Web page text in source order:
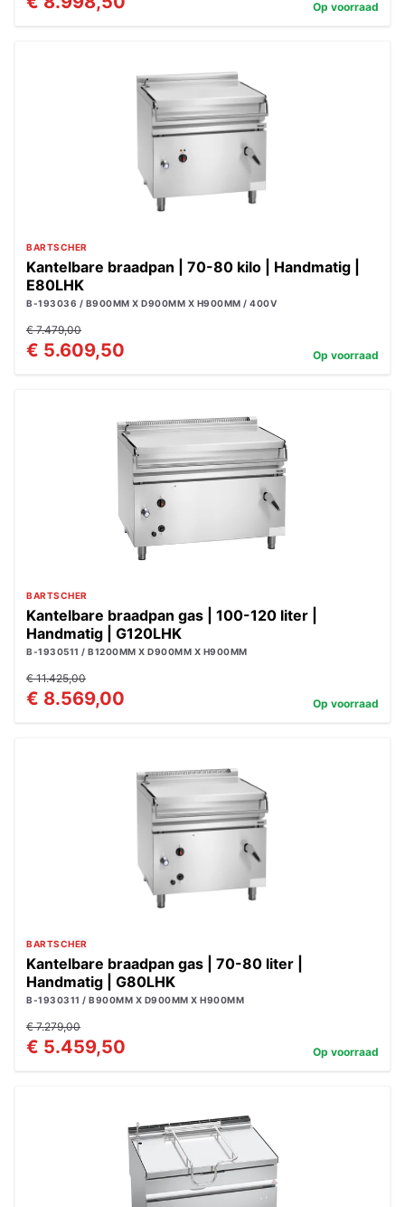
Op voorraad
BARTSCHER
Kantelbare braadpan | 70-80 kilo | Handmatig |
E80LHK
B-193036 / B900MM X D900MM X H900MM / 400V
€ 7.479,00
€ 5.609,50 Op voorraad
BARTSCHER
Kantelbare braadpan gas | 100-120 liter |
Handmatig | G120LHK
B-1930511 / B1200MM X D900MM X H900MM
€ 11.425,00
€ 8.569,00 Op voorraad
BARTSCHER
Kantelbare braadpan gas | 70-80 liter |
Handmatig | G80LHK
B-1930311 / B900MM X D900MM X H900MM
€ 7.279,00
€ 5.459,50 Op voorraad